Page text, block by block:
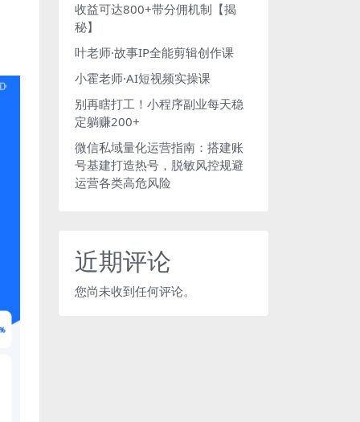
收益可达800+带分佣机制【揭
秘】
叶老师·故事IP全能剪辑创作课
小霍老师·AI短视频实操课
别再瞎打工！小程序副业每天稳
定躺赚200+
微信私域量化运营指南：搭建账
号基建打造热号，脱敏风控规避
运营各类高危风险
近期评论
您尚未收到任何评论。